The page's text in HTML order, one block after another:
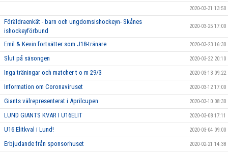
2020-03-31 13:50
Föräldraenkät - barn och ungdomsishockeyn- Skånes
ishockeyförbund
2020-03-25 17:00
Emil & Kevin fortsätter som J18-tränare 2020-03-23 16:30
Slut på säsongen 2020-03-22 20:10
Inga träningar och matcher t o m 29/3 2020-03-13 09:22
Information om Coronaviruset 2020-03-12 17:00
Giants välrepresenterat i Aprilcupen 2020-03-10 08:30
LUND GIANTS KVAR I U16ELIT 2020-03-08 17:11
U16 Elitkval i Lund! 2020-03-04 09:00
Erbjudande från sponsorhuset 2020-02-21 14:38